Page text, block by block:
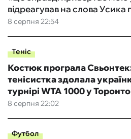
8 серпня 22:54
відреагував на слова Усика
Теніс
8 серпня 22:02
Костюк програла
тенісистка здолала
турнірі WTA 1000 у Торонто
Футбол